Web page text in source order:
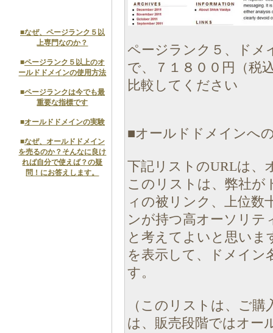
■なぜ、ページランク５以
上専門なのか？
■ページランク５以上のオ
ールドドメインの使用方法
■ページランクは今でも最
重要な指標です
■オールドドメインの実験
■なぜ、オールドドメイン
を売るのか？そんなに良け
れば自分で使えば？の疑
問！にお答えします。
ページランク５、ドメ
で、７１８００円（税
比較してください
■オールドドメインへ
下記リストのURLは、
このリストは、弊社が
ィの被リンク、上位数
ンが持つ高オーソリテ
と考えてよいと思いま
を表示して、ドメイン
す。
（このリストは、ご
は、販売段階ではオー